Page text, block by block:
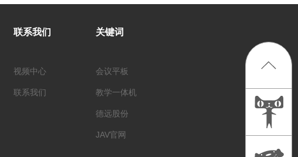
联系我们
视频中心
联系我们
关键词
会议平板
教学一体机
德远股份
JAV官网